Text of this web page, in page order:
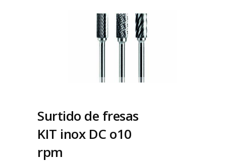
Surtido de fresas
KIT inox DC o10
rpm